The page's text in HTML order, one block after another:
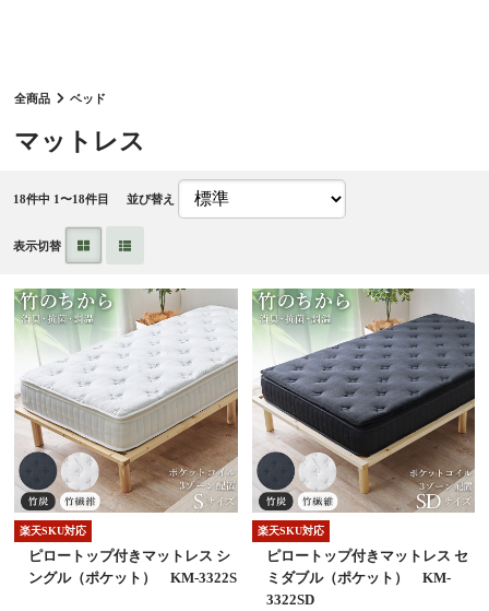
全商品 ベッド
マットレス
18件中 1〜18件目 並び替え
表示切替
楽天SKU対応
ピロートップ付きマットレス シ
ングル（ポケット） KM-3322S
楽天SKU対応
ピロートップ付きマットレス セ
ミダブル（ポケット） KM-
3322SD